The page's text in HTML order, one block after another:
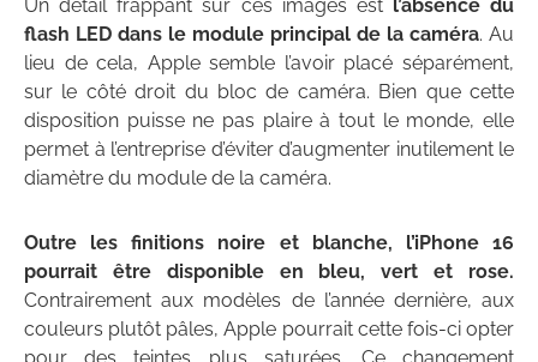
Un détail frappant sur ces images est l’absence du
flash LED dans le module principal de la caméra. Au
lieu de cela, Apple semble l’avoir placé séparément,
sur le côté droit du bloc de caméra. Bien que cette
disposition puisse ne pas plaire à tout le monde, elle
permet à l’entreprise d’éviter d’augmenter inutilement le
diamètre du module de la caméra.
Outre les finitions noire et blanche, l’iPhone 16
pourrait être disponible en bleu, vert et rose.
Contrairement aux modèles de l’année dernière, aux
couleurs plutôt pâles, Apple pourrait cette fois-ci opter